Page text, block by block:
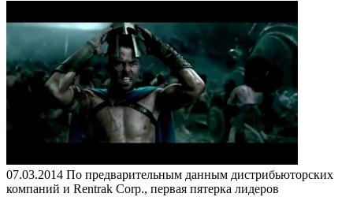
07.03.2014 По предварительным данным дистрибьюторских
компаний и Rentrak Corp., первая пятерка лидеров